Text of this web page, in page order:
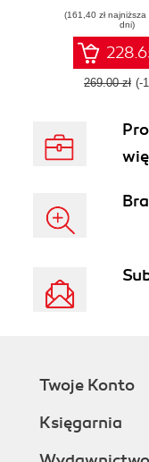
(161,40 zł
dni)
269.00 zł (-
Twoje Konto
Księgarnia